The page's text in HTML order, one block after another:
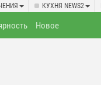
КУХНЯ NEWS2
Новое